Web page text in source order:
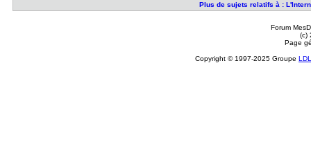
Plus de sujets relatifs à :
Forum
(c)
Page
Copyright © 1997-2025 Groupe